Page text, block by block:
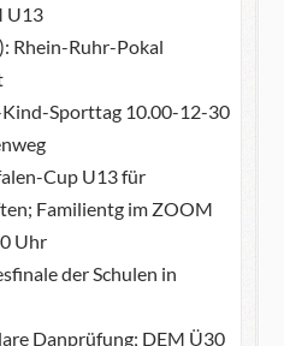
U13
Rhein-Ruhr-Pokal
Kind-Sporttag 10.00-12-30
Cup U13 für
Familientg im ZOOM
Uhr
der Schulen in
Danprüfung; DEM Ü30